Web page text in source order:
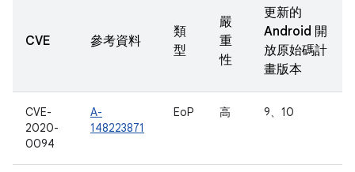
CVE 參考資料
類
型
嚴
重
性
更新的
Android 開
放原始碼計
畫版本
CVE-
2020-
0094
A-
148223871
EoP 高 9、10